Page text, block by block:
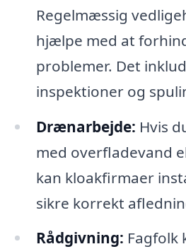
Regelmæssig
hjælpe med at
problemer. Det
inspektioner og
Drænarbejde: Hvis
med overfladevand
kan kloakfirmaer
sikre korrekt
Rådgivning: Fagfolk